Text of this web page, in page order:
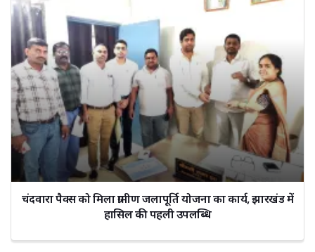
चंदवारा पैक्स को मिला ग्रामीण जलापूर्ति योजना का कार्य, झारखंड में
हासिल की पहली उपलब्धि